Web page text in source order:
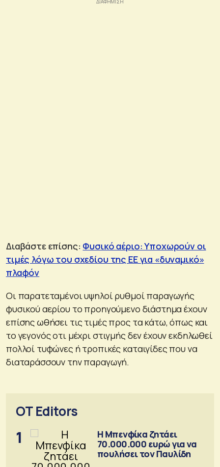
Διαβάστε επίσης: Φυσικό αέριο: Υποχωρούν οι
τιμές λόγω του σχεδίου της ΕΕ για «δυναμικό»
πλαφόν
Οι παρατεταμένοι υψηλοί ρυθμοί παραγωγής
φυσικού αερίου το προηγούμενο διάστημα έχουν
επίσης ωθήσει τις τιμές προς τα κάτω, όπως και
το γεγονός οτι μέχρι στιγμής δεν έχουν εκδηλωθεί
πολλοί τυφώνες ή τροπικές καταιγίδες που να
διαταράσσουν την παραγωγή.
OT Editors
1
Η Μπενφίκα ζητάει
70.000.000 ευρώ για να
πουλήσει τον Παυλίδη